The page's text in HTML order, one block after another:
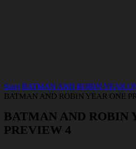
Start BATMAN AND ROBIN YEAR
BATMAN AND ROBIN YEAR ONE
BATMAN AND ROBIN
PREVIEW 4